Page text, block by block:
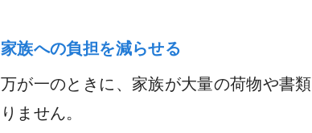
家族への負担を減らせる
万が一のときに、家族が大量の荷物や書
りません。